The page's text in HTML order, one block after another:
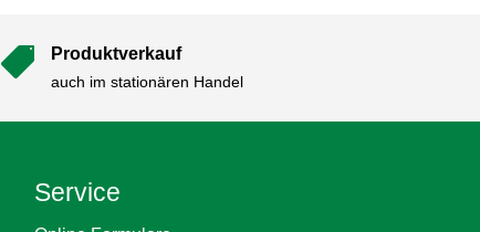
 Produktverkauf
auch im stationären Handel
Service